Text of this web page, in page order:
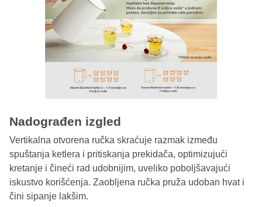
Nadograđen izgled
Vertikalna otvorena ručka skraćuje razmak između
spuštanja ketlera i pritiskanja prekidača, optimizujući
kretanje i čineći rad udobnijim, uveliko poboljšavajući
iskustvo korišćenja. Zaobljena ručka pruža udoban hvat i
čini sipanje lakšim.